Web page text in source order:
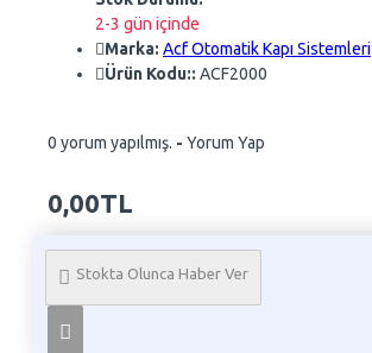
2-3 gün içinde
Marka: Acf Otomatik Kapı Sistemleri
Ürün Kodu:: ACF2000
0 yorum yapılmış. - Yorum Yap
0,00TL
Stokta Olunca Haber Ver
Telefon İle Sipariş